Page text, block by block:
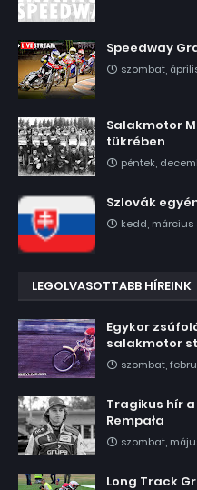
Speedway
szombat,
Salakmotor
tükrében
péntek,
Szlovák
kedd, március
LEGOLVASOTTABB HÍREINK
Egykor
salakmotor
szombat,
Tragikus hír
Rempała
szombat,
Long Track